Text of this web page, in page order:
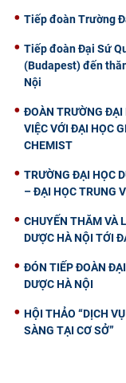
Tiếp đoàn Trường
Tiếp đoàn Đại Sứ
(Budapest) đến
Nội
ĐOÀN TRƯỜNG ĐẠI
VIỆC VỚI ĐẠI HỌC
CHEMIST
TRƯỜNG ĐẠI HỌC
– ĐẠI HỌC TRUNG
CHUYẾN THĂM VÀ
DƯỢC HÀ NỘI TỚI
ĐÓN TIẾP ĐOÀN
DƯỢC HÀ NỘI
HỘI THẢO “DỊCH
SÀNG TẠI CƠ SỞ”